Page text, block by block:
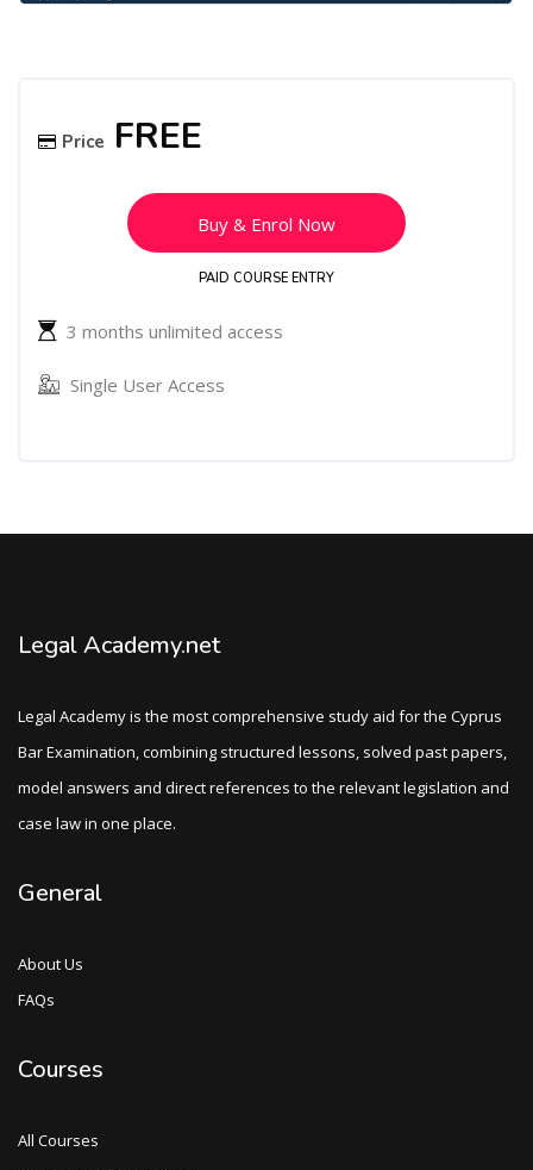
Price FREE
Buy & Enrol Now
PAID COURSE ENTRY
3 months unlimited access
Single User Access
Legal Academy.net
Legal Academy is the most comprehensive study aid for the Cyprus
Bar Examination, combining structured lessons, solved past papers,
model answers and direct references to the relevant legislation and
case law in one place.
General
About Us
FAQs
Courses
All Courses